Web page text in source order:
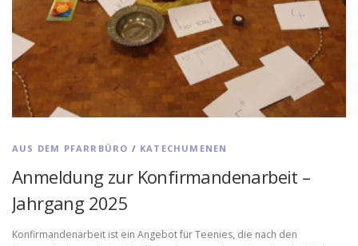
AUS DEM PFARRBÜRO / KATECHUMENEN
Anmeldung zur Konfirmandenarbeit –
Jahrgang 2025
Konfirmandenarbeit ist ein Angebot für Teenies, die nach den